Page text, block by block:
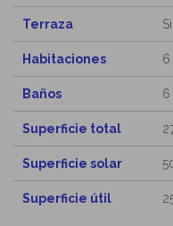
Terraza Si
Habitaciones 6
Baños 6
Superficie total
Superficie solar
Superficie útil